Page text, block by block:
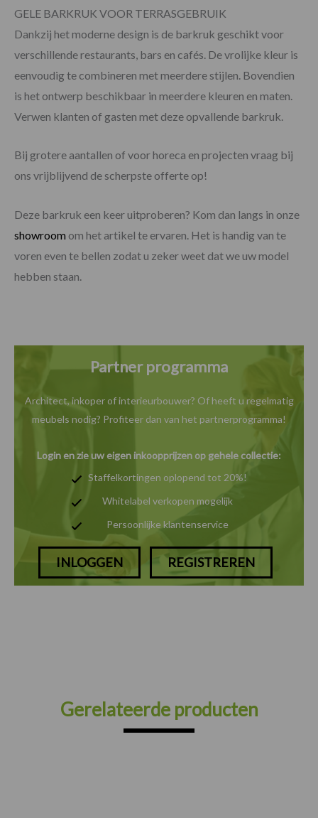
GELE BARKRUK VOOR TERRASGEBRUIK
Dankzij het moderne design is de barkruk geschikt voor
verschillende restaurants, bars en cafés. De vrolijke kleur is
eenvoudig te combineren met meerdere stijlen. Bovendien
is het ontwerp beschikbaar in meerdere kleuren en maten.
Verwen klanten of gasten met deze opvallende barkruk.
Bij grotere aantallen of voor horeca en projecten vraag bij
ons vrijblijvend de scherpste offerte op!
Deze barkruk een keer uitproberen? Kom dan langs in onze
showroom om het artikel te ervaren. Het is handig van te
voren even te bellen zodat u zeker weet dat we uw model
hebben staan.
Partner programma
Architect, inkoper of interieurbouwer? Of heeft u regelmatig
meubels nodig? Profiteer dan van het partnerprogramma!
Login en zie uw eigen inkoopprijzen op gehele collectie:
Staffelkortingen oplopend tot 20%!
Whitelabel verkopen mogelijk
Persoonlijke klantenservice
INLOGGEN REGISTREREN
Gerelateerde producten